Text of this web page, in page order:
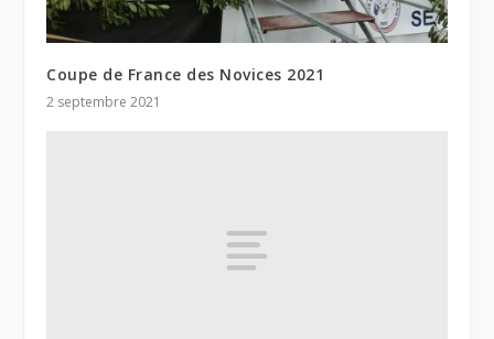
Coupe de France des Novices 2021
2 septembre 2021